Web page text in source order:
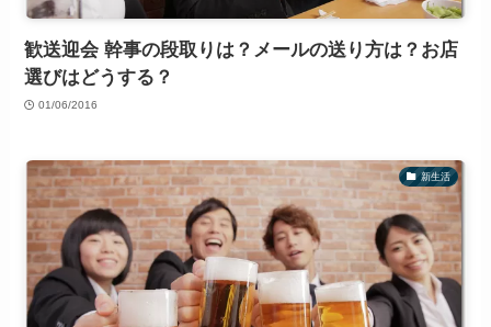
歓送迎会 幹事の段取りは？メールの送り方は？お店
選びはどうする？
01/06/2016
新生活